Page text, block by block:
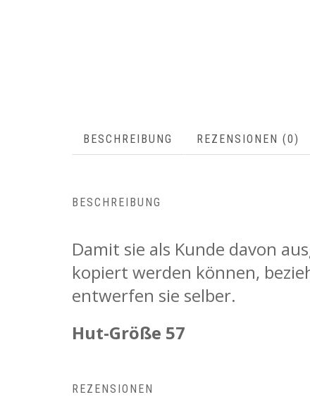
BESCHREIBUNG REZENSIONEN (0)
BESCHREIBUNG
Damit sie als Kunde davon
kopiert werden können,
entwerfen sie selber.
Hut-Größe 57
REZENSIONEN